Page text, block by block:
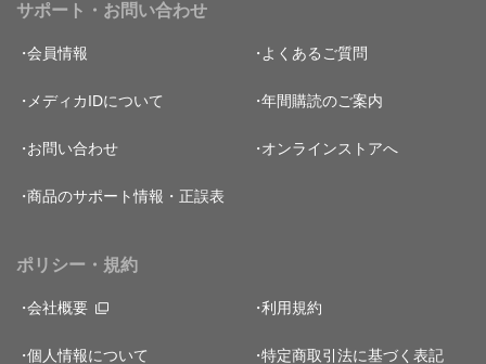
サポート・お問い合わせ
会員情報 よくあるご質問
メディカIDについて 年間購読のご案内
お問い合わせ オンラインストアへ
商品のサポート情報・正誤表
ポリシー・規約
会社概要 利用規約
個人情報について 特定商取引法に基づく表記